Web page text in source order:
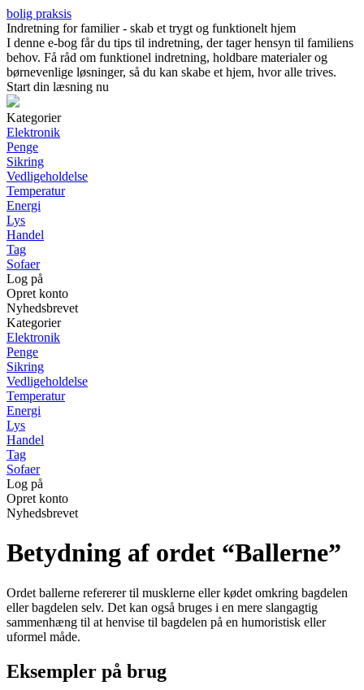
bolig praksis
Indretning for familier - skab et trygt og funktionelt hjem
I denne e-bog får du tips til indretning, der tager hensyn til familiens
behov. Få råd om funktionel indretning, holdbare materialer og
børnevenlige løsninger, så du kan skabe et hjem, hvor alle trives.
Start din læsning nu
Kategorier
Elektronik
Penge
Sikring
Vedligeholdelse
Temperatur
Energi
Lys
Handel
Tag
Sofaer
Log på
Opret konto
Nyhedsbrevet
Kategorier
Elektronik
Penge
Sikring
Vedligeholdelse
Temperatur
Energi
Lys
Handel
Tag
Sofaer
Log på
Opret konto
Nyhedsbrevet
Betydning af ordet “Ballerne”
Ordet ballerne refererer til musklerne eller kødet omkring bagdelen
eller bagdelen selv. Det kan også bruges i en mere slangagtig
sammenhæng til at henvise til bagdelen på en humoristisk eller
uformel måde.
Eksempler på brug